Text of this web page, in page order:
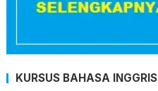
KURSUS BAHASA INGGRIS